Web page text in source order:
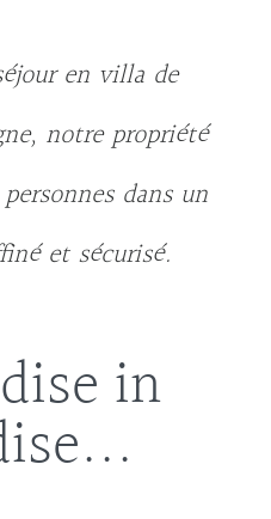
en villa de
, notre propriété
dans un
et sécurisé.
in